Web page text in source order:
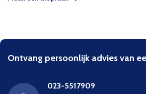
Ontvang persoonlijk advies van
023-5517909